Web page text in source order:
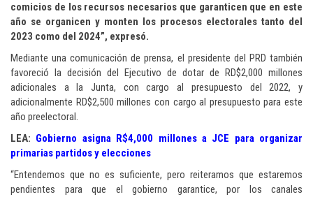
comicios de los recursos necesarios que garanticen que en este
año se organicen y monten los procesos electorales tanto del
2023 como del 2024”, expresó.
Mediante una comunicación de prensa, el presidente del PRD también
favoreció la decisión del Ejecutivo de dotar de RD$2,000 millones
adicionales a la Junta, con cargo al presupuesto del 2022, y
adicionalmente RD$2,500 millones con cargo al presupuesto para este
año preelectoral.
LEA: Gobierno asigna R$4,000 millones a JCE para organizar
primarias partidos y elecciones
“Entendemos que no es suficiente, pero reiteramos que estaremos
pendientes para que el gobierno garantice, por los canales